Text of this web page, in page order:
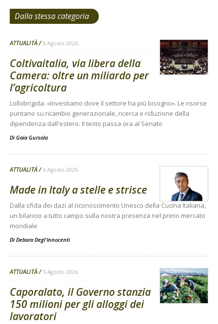
Dalla stessa categoria
ATTUALITÀ 6 Agosto 2026
Coltivaitalia, via libera della
Camera: oltre un miliardo per
l’agricoltura
Lollobrigida: «Investiamo dove il settore ha più bisogno». Le risorse
puntano su ricambio generazionale, ricerca e riduzione della
dipendenza dall'estero. Il testo passa ora al Senato
Di Gaia Gursola
ATTUALITÀ 6 Agosto 2026
Made in Italy a stelle e strisce
Dalla sfida dei dazi al riconoscimento Unesco della Cucina Italiana,
un bilancio a tutto campo sulla nostra presenza nel primo mercato
mondiale
Di Debora Degl'Innocenti
ATTUALITÀ 5 Agosto 2026
Caporalato, il Governo stanzia
150 milioni per gli alloggi dei
lavoratori